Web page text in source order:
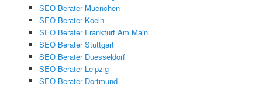
SEO Berater Muenchen
SEO Berater Koeln
SEO Berater Frankfurt Am Main
SEO Berater Stuttgart
SEO Berater Duesseldorf
SEO Berater Leipzig
SEO Berater Dortmund